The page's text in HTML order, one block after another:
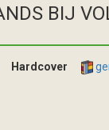
BIJ
Hardcover